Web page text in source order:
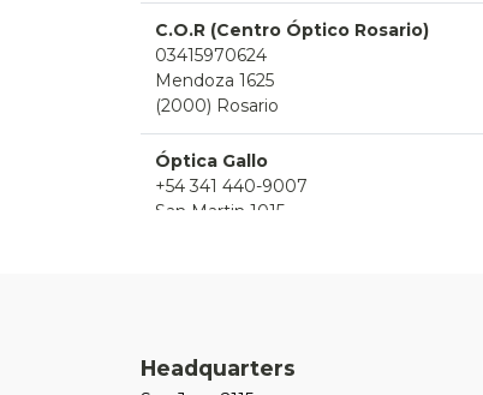
C.O.R (Centro Óptico Rosario)
03415970624
Mendoza 1625
(2000) Rosario
Óptica Gallo
+54 341 440-9007
San Martin 1015
(2000) Rosario Norte
Headquarters